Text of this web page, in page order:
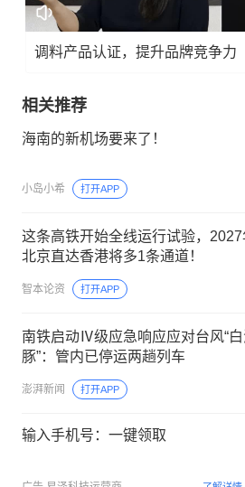
调料产品认证，提升品牌竞争力
相关推荐
海南的新机场要来了！
小岛小希 打开APP
这条高铁开始全线运行试验，2027
北京直达香港将多1条通道！
智本论资 打开APP
南铁启动Ⅳ级应急响应应对台风“
豚”：管内已停运两趟列车
澎湃新闻 打开APP
输入手机号：一键领取